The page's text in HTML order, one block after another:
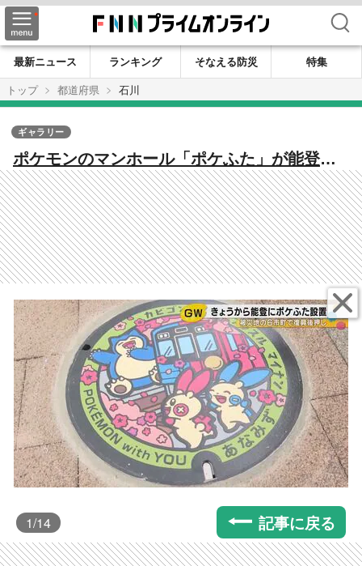
検索
最新ニュース ランキング そなえる防災
特集
トップ
都道府県 石川
ポケモンのマンホール「ポケふた」が能登に
登場 復興を後押しする6つのデザイン
ギャラリー
1/14 記事に戻る